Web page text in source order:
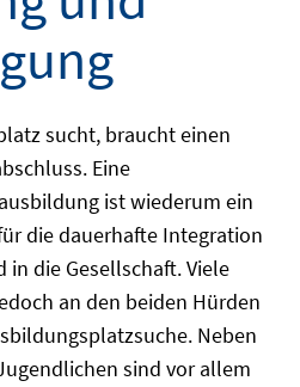
sucht, braucht einen
Eine
ist wiederum ein
die dauerhafte Integration
die Gesellschaft. Viele
an den beiden Hürden
Neben
sind vor allem